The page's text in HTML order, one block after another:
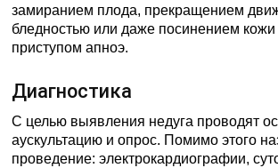
замиранием плода, прекращением
бледностью или даже посинением
приступом апноэ.
Диагностика
С целью выявления недуга проводят
аускультацию и опрос. Помимо этого
проведение: электрокардиографии,